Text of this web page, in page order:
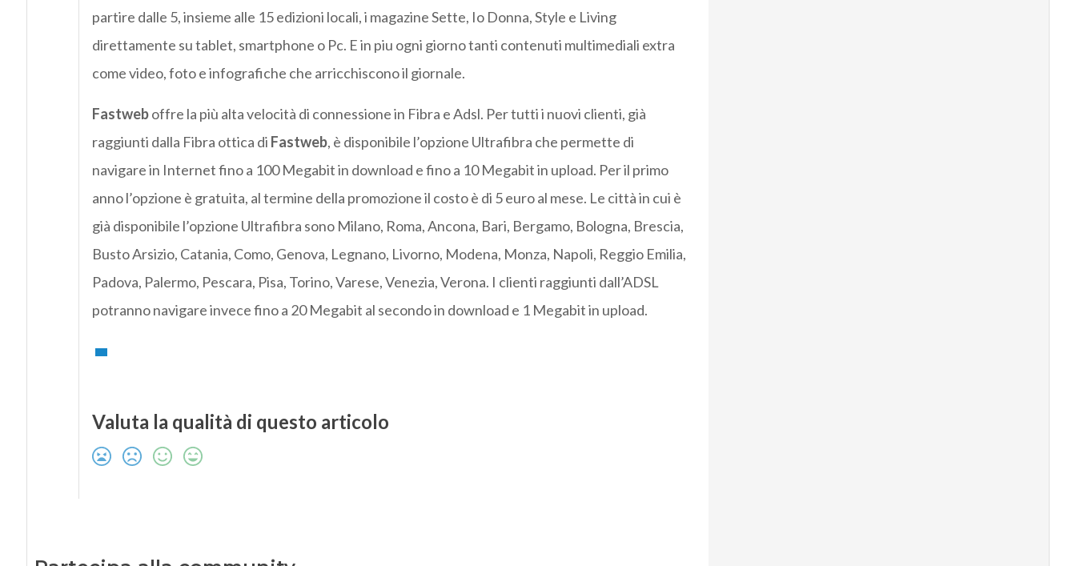
partire dalle 5, insieme alle 15 edizioni locali, i magazine Sette, Io Donna, Style e Living
direttamente su tablet, smartphone o Pc. E in piu ogni giorno tanti contenuti multimediali extra
come video, foto e infografiche che arricchiscono il giornale.
Fastweboffre la più alta velocità di connessione in Fibra e Adsl. Per tutti i nuovi clienti, già
raggiunti dalla Fibra ottica di Fastweb, è disponibile l’opzione Ultrafibra che permette di
navigare in Internet fino a 100 Megabit in download e fino a 10 Megabit in upload. Per il primo
anno l’opzione è gratuita, al termine della promozione il costo è di 5 euro al mese. Le città in cui è
già disponibile l’opzione Ultrafibra sono Milano, Roma, Ancona, Bari, Bergamo, Bologna, Brescia,
Busto Arsizio, Catania, Como, Genova, Legnano, Livorno, Modena, Monza, Napoli, Reggio Emilia,
Padova, Palermo, Pescara, Pisa, Torino, Varese, Venezia, Verona. I clienti raggiunti dall’ADSL
potranno navigare invece fino a 20 Megabit al secondo in download e 1 Megabit in upload.
Valuta la qualità di questo articolo